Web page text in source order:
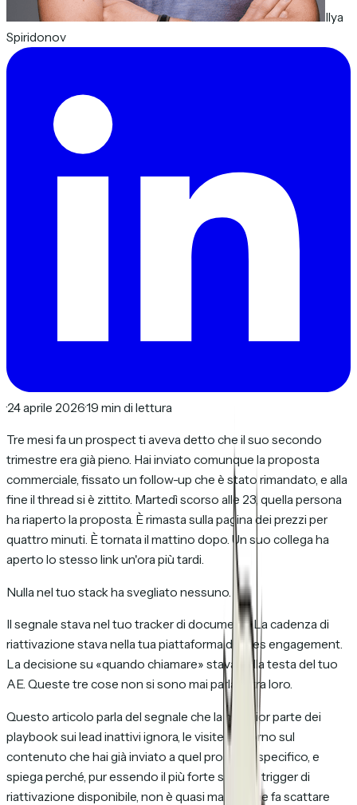
Ilya
Spiridonov
·24 aprile 2026·19 min di lettura
Tre mesi fa un prospect ti aveva detto che il suo secondo
trimestre era già pieno. Hai inviato comunque la proposta
commerciale, fissato un follow-up che è stato rimandato, e alla
fine il thread si è zittito. Martedì scorso alle 23, quella persona
ha riaperto la proposta. È rimasta sulla pagina dei prezzi per
quattro minuti. È tornata il mattino dopo. Un suo collega ha
aperto lo stesso link un'ora più tardi.
Nulla nel tuo stack ha svegliato nessuno.
Il segnale stava nel tuo tracker di documenti. La cadenza di
riattivazione stava nella tua piattaforma di sales engagement.
La decisione su «quando chiamare» stava nella testa del tuo
AE. Queste tre cose non si sono mai parlate tra loro.
Questo articolo parla del segnale che la maggior parte dei
playbook sui lead inattivi ignora, le visite di ritorno sul
contenuto che hai già inviato a quel prospect specifico, e
spiega perché, pur essendo il più forte singolo trigger di
riattivazione disponibile, non è quasi mai ciò che fa scattare